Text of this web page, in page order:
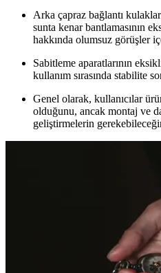
Arka çapraz bağlantı
sunta kenar bantlamasının
hakkında olumsuz görüşler
Sabitleme aparatlarının
kullanım sırasında stabilite
Genel olarak, kullanıcılar
olduğunu, ancak montaj ve
geliştirmelerin